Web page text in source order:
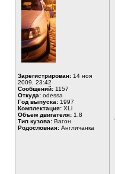
Зарегистрирован: 14 ноя
2009, 23:42
Сообщений: 1157
Откуда: odessa
Год выпуска: 1997
Комплектация: XLi
Объем двигателя: 1.8
Тип кузова: Вагон
Родословная: Англичанка